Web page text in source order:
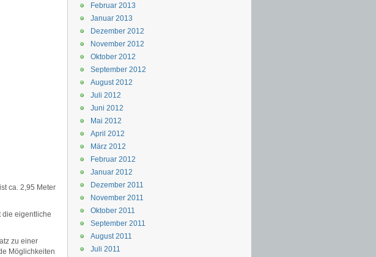
ca. 2,95 Meter
die eigentliche
zu einer
Möglichkeiten
Februar 2013
Januar 2013
Dezember 2012
November 2012
Oktober 2012
September 2012
August 2012
Juli 2012
Juni 2012
Mai 2012
April 2012
März 2012
Februar 2012
Januar 2012
Dezember 2011
November 2011
Oktober 2011
September 2011
August 2011
Juli 2011